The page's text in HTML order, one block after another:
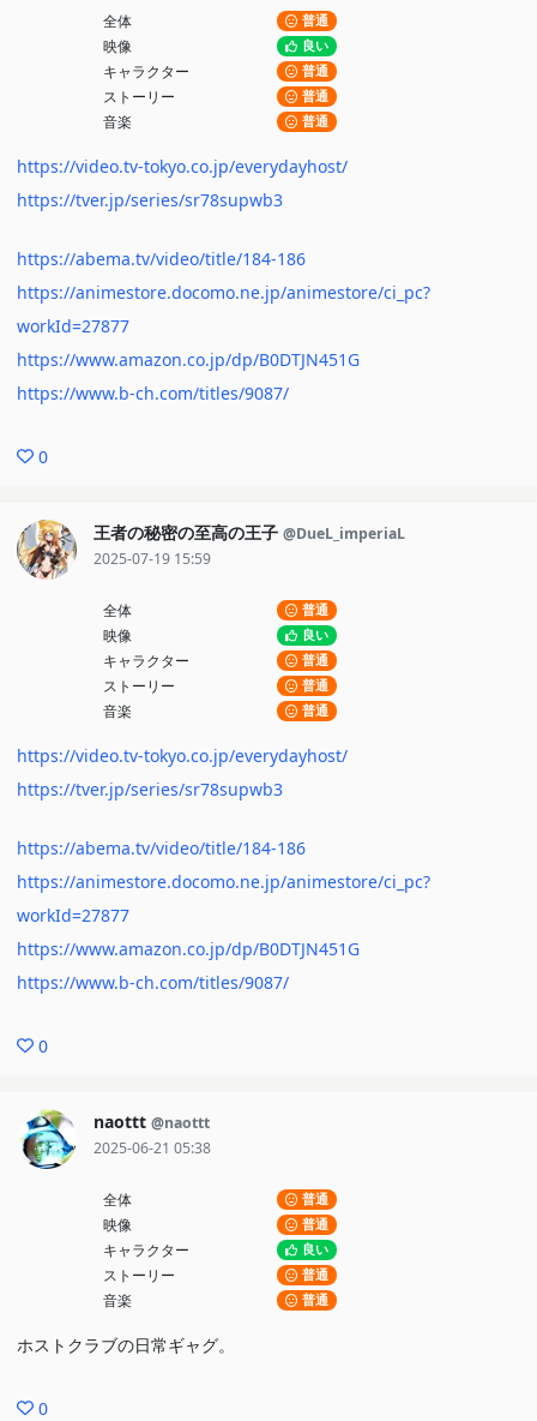
全体 普通
映像 良い
キャラクター 普通
ストーリー 普通
音楽 普通
https://video.tv-tokyo.co.jp/everydayhost/
https://tver.jp/series/sr78supwb3
https://abema.tv/video/title/184-186
https://animestore.docomo.ne.jp/animestore/ci_pc?
workId=27877
https://www.amazon.co.jp/dp/B0DTJN451G
https://www.b-ch.com/titles/9087/
0
王者の秘密の至高の王子 @DueL_imperiaL
2025-07-19 15:59
全体 普通
映像 良い
キャラクター 普通
ストーリー 普通
音楽 普通
https://video.tv-tokyo.co.jp/everydayhost/
https://tver.jp/series/sr78supwb3
https://abema.tv/video/title/184-186
https://animestore.docomo.ne.jp/animestore/ci_pc?
workId=27877
https://www.amazon.co.jp/dp/B0DTJN451G
https://www.b-ch.com/titles/9087/
0
naottt @naottt
2025-06-21 05:38
全体 普通
映像 普通
キャラクター 良い
ストーリー 普通
音楽 普通
ホストクラブの日常ギャグ。
0